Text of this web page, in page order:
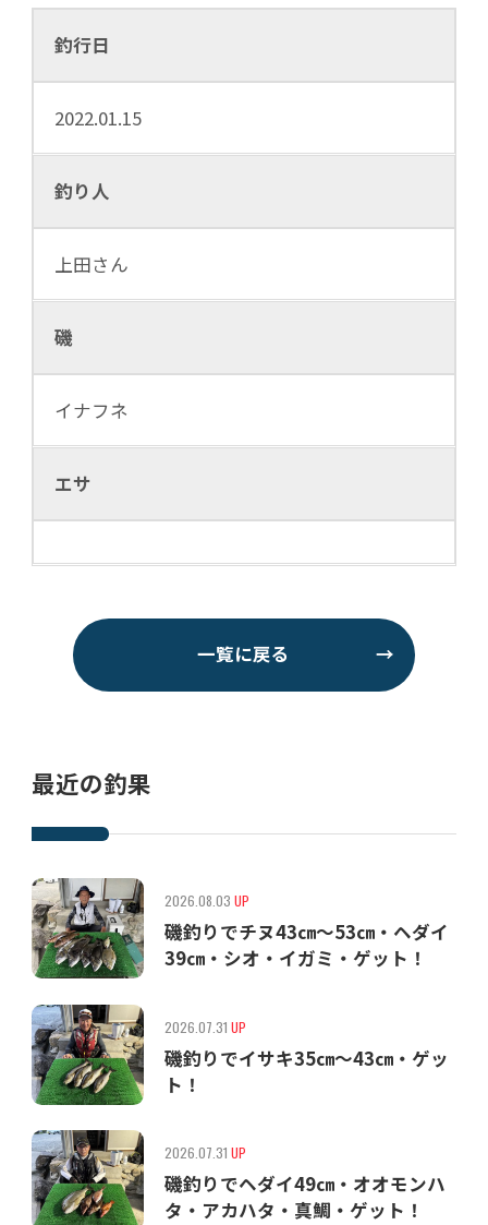
釣行日
2022.01.15
釣り人
上田さん
磯
イナフネ
エサ
一覧に戻る →
最近の釣果
2026.08.03 UP
磯釣りでチヌ43㎝〜53㎝・ヘダイ
39㎝・シオ・イガミ・ゲット！
2026.07.31 UP
磯釣りでイサキ35㎝〜43㎝・ゲッ
ト！
2026.07.31 UP
磯釣りでヘダイ49㎝・オオモンハ
タ・アカハタ・真鯛・ゲット！